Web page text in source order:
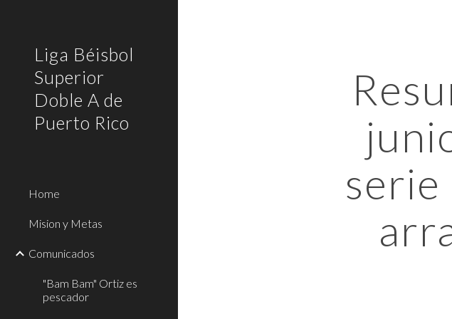
Liga Béisbol
Superior
Doble A de
Puerto Rico
Home
Mision y Metas
Comunicados
"Bam Bam" Ortiz es
pescador
serie